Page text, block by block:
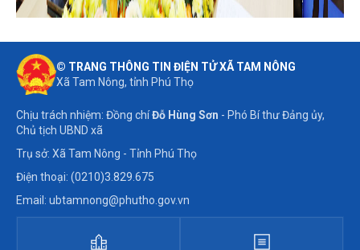
© TRANG THÔNG TIN ĐIỆN TỬ XÃ TAM NÔNG
Xã Tam Nông, tỉnh Phú Thọ
Chịu trách nhiệm: Đồng chíĐỗ Hùng Sơn - Phó Bí thư Đảng ủy,
Chủ tịch UBND xã
Trụ sở: Xã Tam Nông - Tỉnh Phú Thọ
Điện thoại: (0210)3.829.675
Email: ubtamnong@phutho.gov.vn